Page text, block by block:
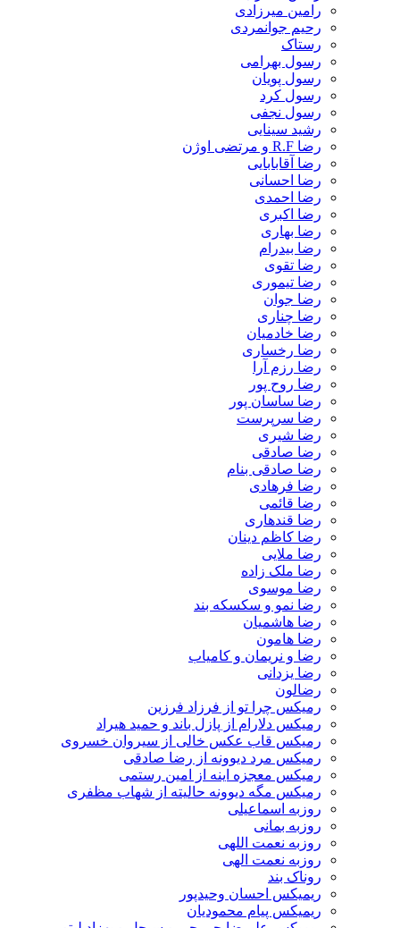
رامین میرزادی
رحیم جوانمردی
رستاک
رسول بهرامی
رسول پویان
رسول کرد
رسول نجفی
رشید سینایی
رضا R.F و مرتضی اوژن
رضا آقابابایی
رضا احسانی
رضا احمدی
رضا اکبری
رضا بهاری
رضا بیدرام
رضا تقوی
رضا تیموری
رضا جوان
رضا چناری
رضا خادمیان
رضا رخساری
رضا رزم آرا
رضا روح پور
رضا ساسان پور
رضا سرپرست
رضا شیری
رضا صادقی
رضا صادقی بنام
رضا فرهادی
رضا قائمی
رضا قندهاری
رضا کاظم دینان
رضا ملایی
رضا ملک زاده
رضا موسوی
رضا نمو و سکسکه بند
رضا هاشمیان
رضا هامون
رضا و نریمان و کامیاب
رضا یزدانی
رضالون
رمیکس چرا تو از فرزاد فرزین
رمیکس دلارام از پازل باند و حمید هیراد
رمیکس قاب عکس خالی از سیروان خسروی
رمیکس مرد دیوونه از رضا صادقی
رمیکس معجزه اینه از امین رستمی
رمیکس مگه دیوونه حالیته از شهاب مظفری
روزبه اسماعیلی
روزبه بمانی
روزبه نعمت اللهی
روزبه نعمت الهی
روناک بند
ریمیکس احسان وحیدپور
ریمیکس پیام محمودیان